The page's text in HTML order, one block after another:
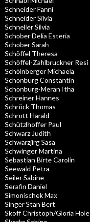
Schneider Fanni
Schneider Silvia
Schneller Silvia
Schober Delia Esteria
Schober Sarah
Schöffel Theresa
Schöffel-Zahlbruckner Resi
Schölnberger Michaela
Schönburg Constantin
Schönburg-Meran Itha
Schreiner Hannes
Schröck Thomas
Schrott Harald
Schützlhoffer Paul
Schwarz Judith
Schwarzjirg Sasa
Schwinger Martina
Sebastian Birte Carolin
Seewald Petra
Seiler Sabine
Serafin Daniel
Simonischek Max
Singer Stan Bert
Skoff Christoph/Gloria Hole